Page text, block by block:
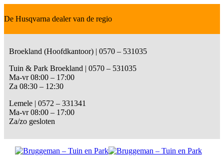
De Husqvarna dealer van de regio
Broekland (Hoofdkantoor) | 0570 – 531035
Tuin & Park Broekland | 0570 – 531035
Ma-vr 08:00 – 17:00
Za 08:30 – 12:30
Lemele | 0572 – 331341
Ma-vr 08:00 – 17:00
Za/zo gesloten